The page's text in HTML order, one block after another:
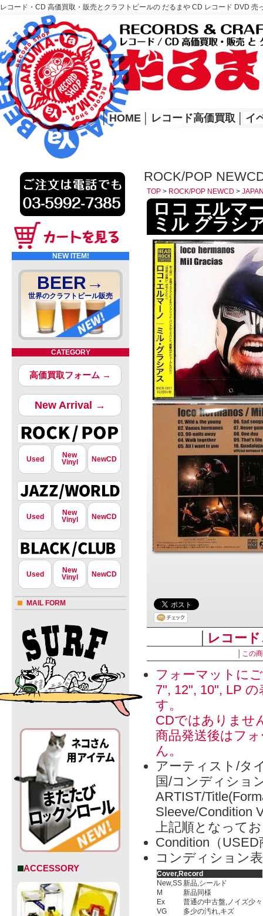
レコード・CD 高価買取・販売とクラフトビールの だるまや CD レコード DVD
レコード高価買取はこちら
HOME
│ HOME レコード高価買取 イ
NEW ITEM!
BEER→
世界のクラフトビール販売
CATEGORY
高価買取フォーム →
New Arrival →
Used
New
Vinyl
NewCD
Used
New
Vinyl
NewCD
Used
New
Vinyl
NewCD
MAIL FORM
ACCESSORY
ROCK/POP
TOP > ROCK/POP NEWCD >
ロコ エルマ
ミル グラシ
レコー
この
フォーマットに
7", 12", 10", LP
す。
CDではありませ
商品発送後はフ
ん。
アーティスト/タ
国/コンディショ
ARTIST/
Sleeve/Condition
上記順となって
Condition（
コンディション
Cover,Record
New,SS新品,シールド
M
新品同様
Ex
普通の中古盤,ノイズ少々
VG
多少の汚れ,キズ